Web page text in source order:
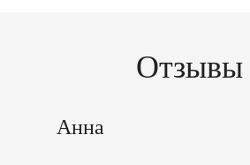
Отзывы
Анна